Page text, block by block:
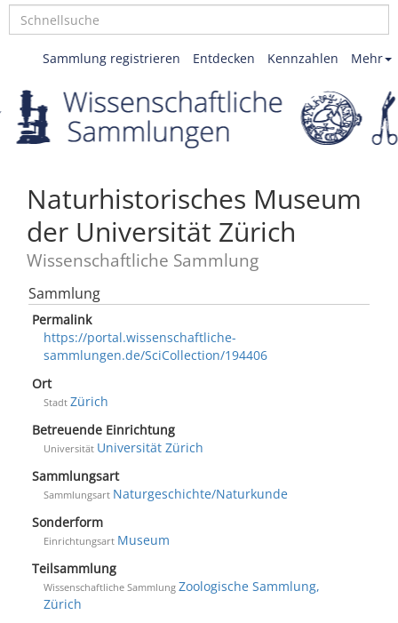
Mehr
Kennzahlen
Entdecken
Sammlung registrieren
Naturhistorisches Museum
der Universität Zürich
Wissenschaftliche Sammlung
Sammlung
Permalink
https://portal.wissenschaftliche-
sammlungen.de/SciCollection/194406
Ort
Stadt Zürich
Betreuende Einrichtung
Universität Universität Zürich
Sammlungsart
Sammlungsart Naturgeschichte/Naturkunde
Sonderform
Einrichtungsart Museum
Teilsammlung
Wissenschaftliche Sammlung Zoologische Sammlung,
Zürich